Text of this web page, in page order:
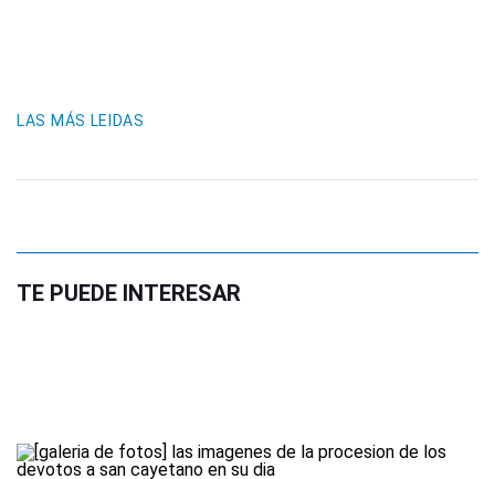
LAS MÁS LEIDAS
TE PUEDE INTERESAR